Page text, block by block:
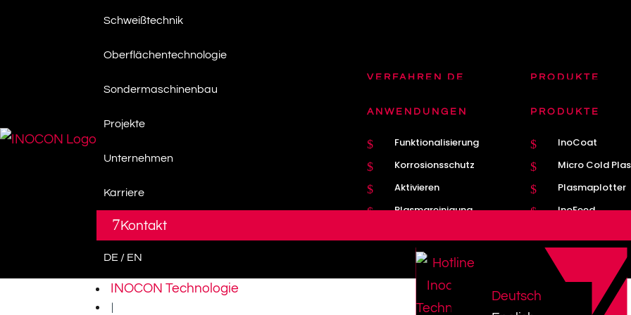
Schweißtechnik
VERFAHREN DE
$ Plasmatron DE
PRODUKTE
$ Plasmatron
Oberflächentechnologie
ANWENDUNGEN
$ Funktionalisierung
$ Korrosionsschutz
$ Aktivieren
$ Plasmareinigung
PRODUKTE
$ InoCoat
$ Micro Cold
$ Plasmaplotter
$ InoFeed
Sondermaschinenbau
Projekte
Unternehmen
Karriere
7 Kontakt
DE / EN
Deutsch
INOCON Technologie